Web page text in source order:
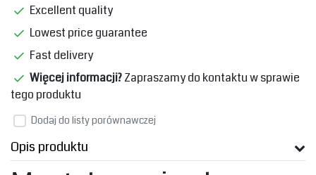
Excellent quality
Lowest price guarantee
Fast delivery
Więcej informacji?Zapraszamy do kontaktu w sprawie
tego produktu
Dodaj do listy porównawczej
Opis produktu